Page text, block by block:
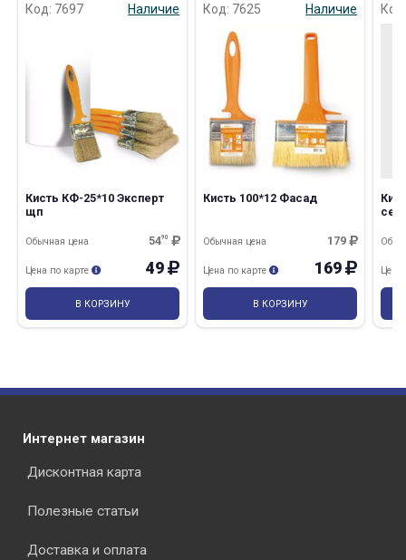
Код: 7697 Наличие
Кисть КФ-25*10 Эксперт
щп
5490
Обычная цена
49
Цена по карте
В КОРЗИНУ
Код: 7625 Наличие
Кисть 100*12 Фасад
179
Обычная цена
169
Цена по карте
В КОРЗИНУ
Цена
Интернет магазин
Дисконтная карта
Полезные статьи
Доставка и оплата